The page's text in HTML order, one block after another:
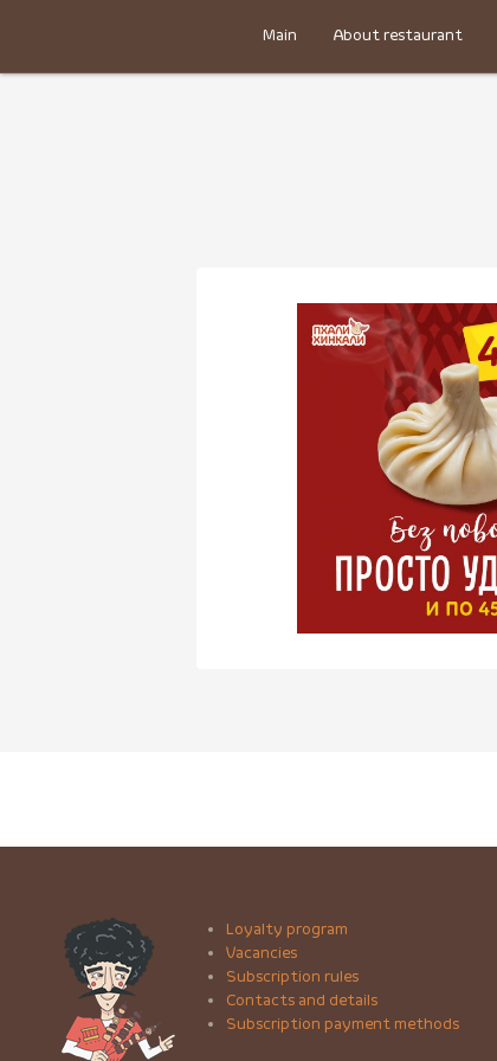
Main About restaurant
Loyalty program
Vacancies
Subscription rules
Contacts and details
Subscription payment methods